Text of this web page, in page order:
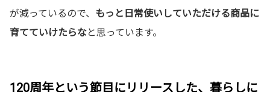
が減っているので、 もっと日常使いしていただける商品に
育てていけたらなと思っています。
120周年という節目にリリースした、暮らしに